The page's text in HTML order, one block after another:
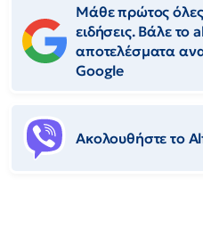
Μάθε πρώτος όλες
ειδήσεις. Βάλε το
αποτελέσματα
Google
Ακολουθήστε το